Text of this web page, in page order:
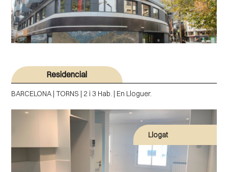
Residencial
BARCELONA | TORNS | 2 i 3 Hab. | En Lloguer.
Llogat